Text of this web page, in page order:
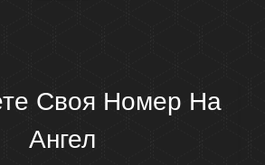
Своя Номер На
Ангел